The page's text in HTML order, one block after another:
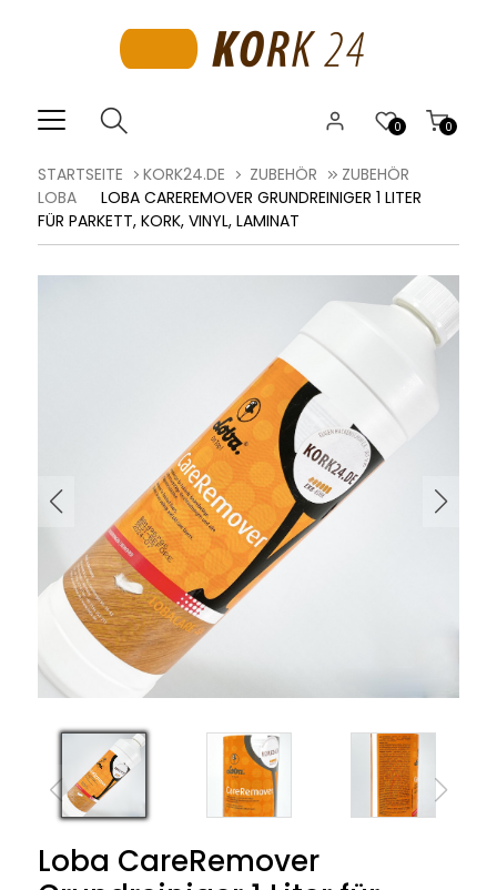
0
0
STARTSEITE KORK24.DE ZUBEHÖR
ZUBEHÖR
LOBA
LOBA CAREREMOVER GRUNDREINIGER 1 LITER
FÜR PARKETT, KORK, VINYL, LAMINAT
Loba CareRemover